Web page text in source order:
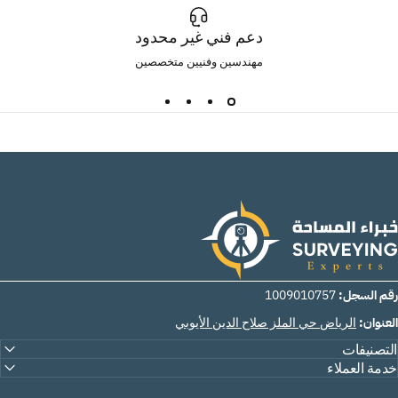
دعم فني غير محدود
مهندسين وفنيين متخصصين
السجل:1009010757
الرياض حي الملز صلاح الدين الأيوبي
العملاء